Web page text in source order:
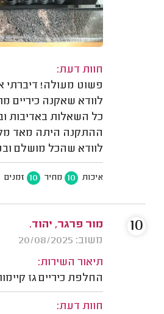
חוות דעת:
פשוט מעולה! דיברתי
לוודא שאקנה כיריים
כל השאלות באדיבות
ההתקנה היתה מאד
לוודא שהכל מושלם
איכות 10 מחיר 10 זמנים
מור פרגר, יהוד.
משוב: 20/08/2025
תיאור השירות:
החלפת כיריים גז
חוות דעת:
10